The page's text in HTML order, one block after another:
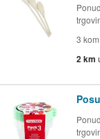
3 kom
2 km